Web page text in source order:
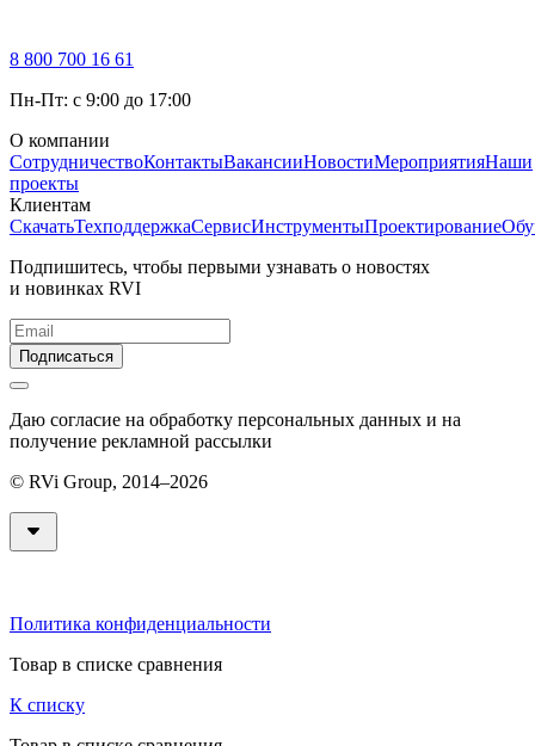
8 800 700 16 61
Пн-Пт: с 9:00 до 17:00
О компании
СотрудничествоКонтактыВакансииНовостиМероприятияНаши
проекты
Клиентам
СкачатьТехподдержкаСервисИнструментыПроектирование
Подпишитесь, чтобы первыми узнавать о новостях
и новинках RVI
Подписаться
Даю согласие на обработку персональных данных и на
получение рекламной рассылки
© RVi Group, 2014–2026
Политика конфиденциальности
Товар в списке сравнения
К списку